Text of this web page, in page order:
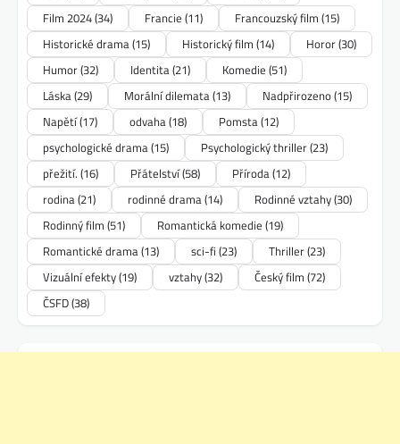
Film 2024(34) Francie (11) Francouzský film (15)
Historické drama(15) Historický film (14) Horor(30)
Humor(32) Identita(21) Komedie (51)
Láska(29) Morální dilemata(13) Nadpřirozeno(15)
Napětí(17) odvaha(18) Pomsta(12)
psychologické drama(15) Psychologický thriller(23)
přežití. (16) Přátelství(58) Příroda(12)
rodina(21) rodinné drama(14) Rodinné vztahy(30)
Rodinný film (51) Romantická komedie (19)
Romantické drama(13) sci-fi (23) Thriller(23)
Vizuální efekty(19) vztahy(32) Český film (72)
ČSFD(38)